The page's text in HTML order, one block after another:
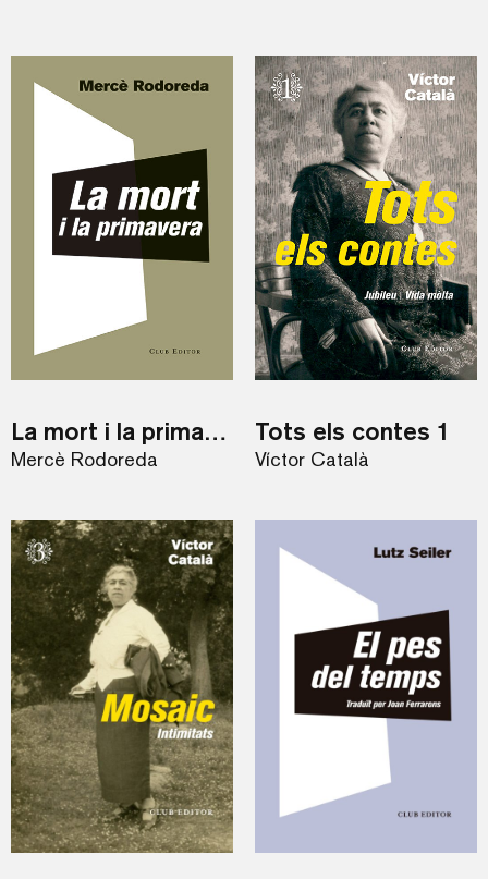
La mort i la primavera
Mercè Rodoreda
Tots els contes 1
Víctor Català